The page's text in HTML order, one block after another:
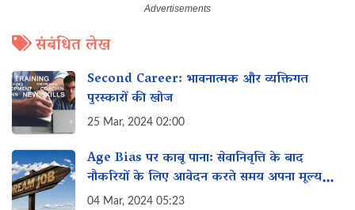
संबंधित लेख
Second Career: भावनात्मक और व्यक्तिगत
पुरस्कारों की खोज
25 Mar, 2024 02:00
Age Bias पर काबू पाना: सेवानिवृत्ति के बाद
नौकरियों के लिए आवेदन करते समय अपना मूल्य
कैसे प्रदर्शित करें
04 Mar, 2024 05:23